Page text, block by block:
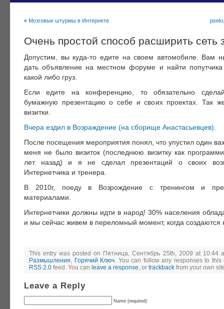
« Мозговые штурмы в Интернете
Очень простой способ расширить сеть
Допустим, вы куда-то едите на своем автомобиле. Вам
дать объявление на местном форуме и найти
какой либо груз.
Если едите на конференцию, то обязательно
бумажную презентацию о себе и своих проектах. Так
визитки.
Вчера ездил в Возраждение (на сборище Анастасьевцев).
После посещения мероприятия понял, что упустил один
меня не было визиток (последнюю визитку как
лет назад) и я не сделал презентаций о своих
Интернетчика и тренера.
В 2010г, поеду в Возрождение с тренингом и
материалами.
Интернетчики должны идти в народ! 30% населения
и мы сейчас живем в переломный момент, когда
This entry was posted on Пятница, Сентябрь 25th, 2009 at 10:44
Размышления, Горячий Ключ. You can follow any responses to this
RSS 2.0 feed. You can leave a response, or trackback from your own
Leave a Reply
Name (required)